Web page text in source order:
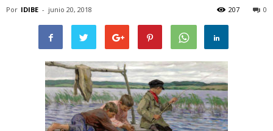
Por IDIBE - junio 20, 2018 0
207